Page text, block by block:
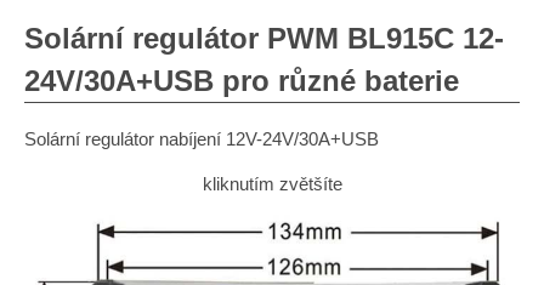
Solární regulátor PWM BL915C 12-
24V/30A+USB pro různé baterie
Solární regulátor nabíjení 12V-24V/30A+USB
kliknutím zvětšíte